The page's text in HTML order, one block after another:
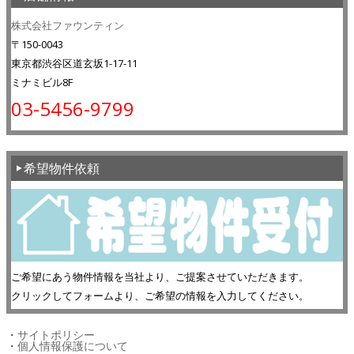
株式会社ファウンティン
〒150-0043
東京都渋谷区道玄坂1-17-11
ミナミビル8F
03-5456-9799
希望物件依頼
ご希望にあう物件情報を当社より、ご提案させていただきます。
クリックしてフォームより、ご希望の情報を入力してください。
・ サイトポリシー
・ 個人情報保護について